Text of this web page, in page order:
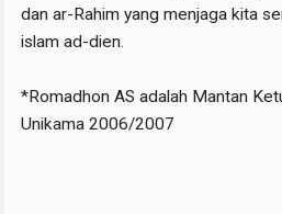
dan ar-Rahim yang menjaga kita
islam ad-dien.
*Romadhon AS adalah Mantan
Unikama 2006/2007